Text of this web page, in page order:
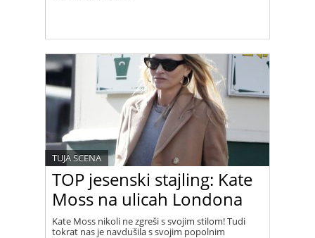
TOP jesenski stajling: Kate
Moss na ulicah Londona
TUJA SCENA
Kate Moss nikoli ne zgreši s svojim stilom! Tudi
tokrat nas je navdušila s svojim popolnim